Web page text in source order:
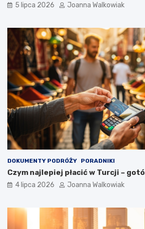
5 lipca 2026 Joanna Walkowiak
DOKUMENTY PODRÓŻY PORADNIKI
Czym najlepiej płacić w Turcji –
4 lipca 2026 Joanna Walkowiak